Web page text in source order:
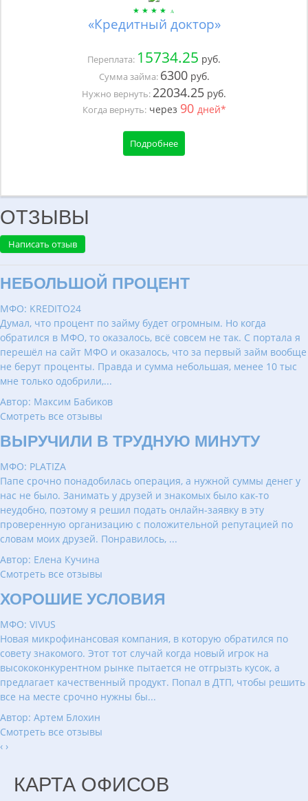
«Кредитный доктор»
Переплата: 15734.25 руб.
Сумма займа: 6300руб.
Нужно вернуть: 22034.25 руб.
Когда вернуть:через 90 дней*
Подробнее
ОТЗЫВЫ
Написать отзыв
НЕБОЛЬШОЙ ПРОЦЕНТ
МФО: KREDITO24
Думал, что процент по займу будет огромным. Но когда
обратился в МФО, то оказалось, всё совсем не так. С портала я
перешёл на сайт МФО и оказалось, что за первый займ вообще
не берут проценты. Правда и сумма небольшая, менее 10 тыс
мне только одобрили,...
Автор: Максим Бабиков
Смотреть все отзывы
ВЫРУЧИЛИ В ТРУДНУЮ МИНУТУ
МФО: PLATIZA
Папе срочно понадобилась операция, а нужной суммы денег у
нас не было. Занимать у друзей и знакомых было как-то
неудобно, поэтому я решил подать онлайн-заявку в эту
проверенную организацию с положительной репутацией по
словам моих друзей. Понравилось, ...
Автор: Елена Кучина
Смотреть все отзывы
ХОРОШИЕ УСЛОВИЯ
МФО: VIVUS
Новая микрофинансовая компания, в которую обратился по
совету знакомого. Этот тот случай когда новый игрок на
высококонкурентном рынке пытается не отгрызть кусок, а
предлагает качественный продукт. Попал в ДТП, чтобы решить
все на месте срочно нужны бы...
Автор: Артем Блохин
Смотреть все отзывы
‹ ›
КАРТА ОФИСОВ